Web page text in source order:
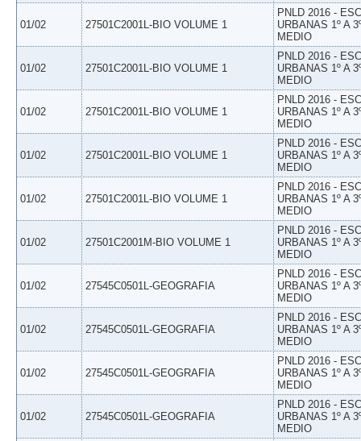
01/02 27501C2001L-BIO VOLUME 1
PNLD 2016 -
URBANAS 1º A
MEDIO
01/02 27501C2001L-BIO VOLUME 1
PNLD 2016 -
URBANAS 1º A
MEDIO
01/02 27501C2001L-BIO VOLUME 1
PNLD 2016 -
URBANAS 1º A
MEDIO
01/02 27501C2001L-BIO VOLUME 1
PNLD 2016 -
URBANAS 1º A
MEDIO
01/02 27501C2001L-BIO VOLUME 1
PNLD 2016 -
URBANAS 1º A
MEDIO
01/02 27501C2001M-BIO VOLUME 1
PNLD 2016 -
URBANAS 1º A
MEDIO
01/02 27545C0501L-GEOGRAFIA
PNLD 2016 -
URBANAS 1º A
MEDIO
01/02 27545C0501L-GEOGRAFIA
PNLD 2016 -
URBANAS 1º A
MEDIO
01/02 27545C0501L-GEOGRAFIA
PNLD 2016 -
URBANAS 1º A
MEDIO
01/02 27545C0501L-GEOGRAFIA
PNLD 2016 -
URBANAS 1º A
MEDIO